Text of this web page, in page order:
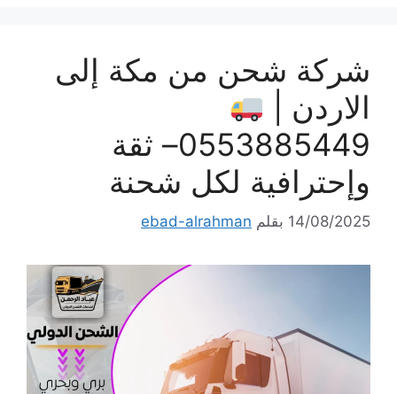
شركة شحن من مكة إلى
الاردن |
0553885449– ثقة
وإحترافية لكل شحنة
14/08/2025 بقلم ebad-alrahman